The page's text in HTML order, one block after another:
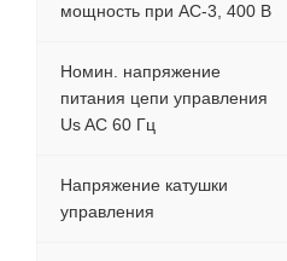
мощность при AC-3, 400 В
Номин. напряжение
питания цепи управления
Us AC 60 Гц
Напряжение катушки
управления